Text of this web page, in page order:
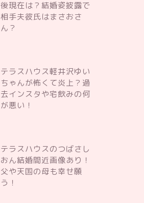
後現在は？結婚姿披露で
相手夫彼氏はまさおさ
ん？
テラスハウス軽井沢ゆい
ちゃんが怖くて炎上？過
去インスタや宅飲みの何
が悪い！
テラスハウスのつばさし
おん結婚間近画像あり！
父や天国の母も幸せ願
う！